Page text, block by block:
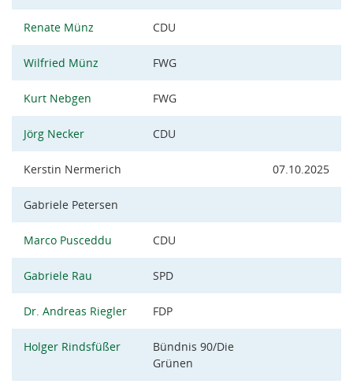
Renate Münz CDU
Wilfried Münz FWG
Kurt Nebgen FWG
Jörg Necker CDU
Kerstin Nermerich 07.10.2025
Gabriele Petersen
Marco Pusceddu CDU
Gabriele Rau SPD
Dr. Andreas Riegler FDP
Holger Rindsfüßer
Bündnis 90/Die
Grünen